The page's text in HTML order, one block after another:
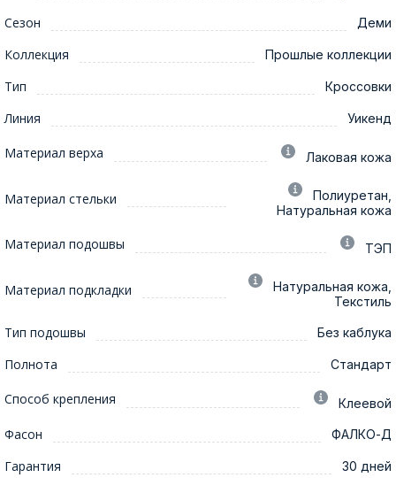
Сезон Деми
Коллекция Прошлые коллекции
Тип Кроссовки
Линия Уикенд
Материал верха Лаковая кожа
Материал стельки
Полиуретан,
Натуральная кожа
Материал подошвы ТЭП
Материал подкладки
Натуральная кожа,
Текстиль
Тип подошвы Без каблука
Полнота Стандарт
Способ крепления Клеевой
Фасон ФАЛКО-Д
Гарантия 30 дней